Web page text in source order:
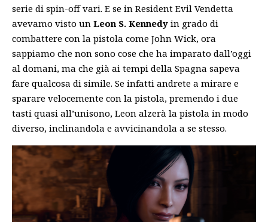
serie di spin-off vari. E se in Resident Evil Vendetta
avevamo visto un Leon S. Kennedy in grado di
combattere con la pistola come John Wick, ora
sappiamo che non sono cose che ha imparato dall’oggi
al domani, ma che già ai tempi della Spagna sapeva
fare qualcosa di simile. Se infatti andrete a mirare e
sparare velocemente con la pistola, premendo i due
tasti quasi all’unisono, Leon alzerà la pistola in modo
diverso, inclinandola e avvicinandola a se stesso.